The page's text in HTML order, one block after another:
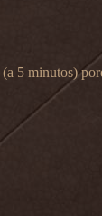
5 minutos)